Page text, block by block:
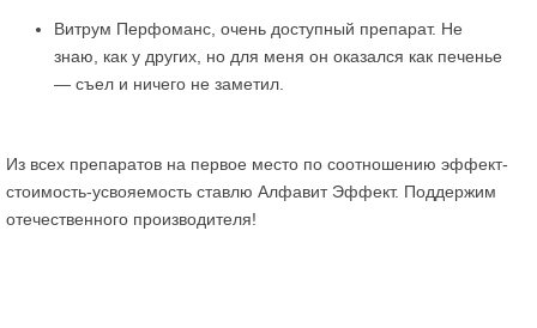
Витрум Перфоманс, очень доступный препарат. Не
знаю, как у других, но для меня он оказался как печенье
— съел и ничего не заметил.
Из всех препаратов на первое место по соотношению эффект-
стоимость-усвояемость ставлю Алфавит Эффект. Поддержим
отечественного производителя!